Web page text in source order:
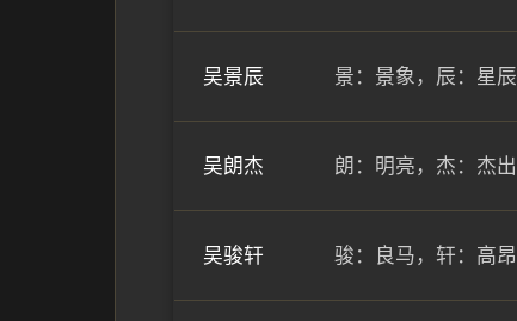
吴景辰 景：景象，辰：星辰
吴朗杰 朗：明亮，杰：杰出
吴骏轩 骏：良马，轩：高昂